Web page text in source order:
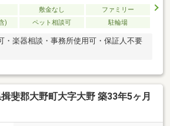
敷金なし
ファミリー
)
ペット相談可 駐輪場
・楽器相談・事務所使用可・保証人不要
斐郡大野町大字大野 築33年5ヶ月